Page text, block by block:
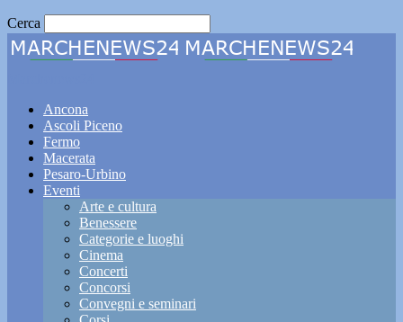
Cerca
Ancona
Ascoli Piceno
Fermo
Macerata
Pesaro-Urbino
Eventi
Arte e cultura
Benessere
Categorie e luoghi
Cinema
Concerti
Concorsi
Convegni e seminari